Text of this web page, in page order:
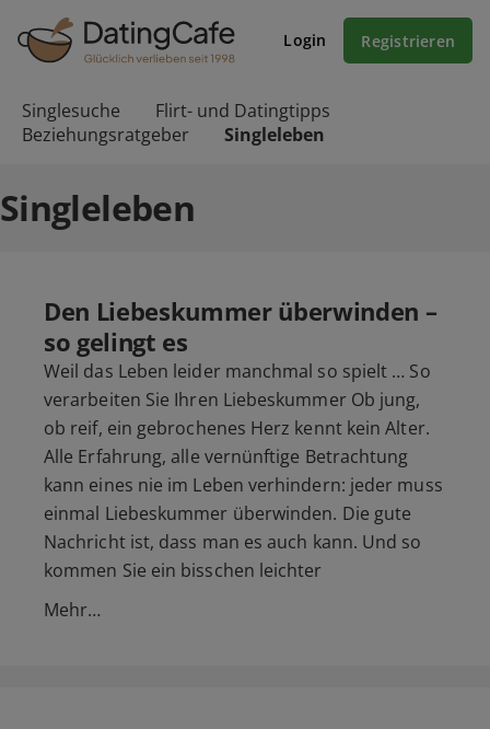
Login Registrieren
Singlesuche
Flirt- und Datingtipps
Beziehungsratgeber
Singleleben
Singleleben
Den Liebeskummer überwinden –
so gelingt es
Weil das Leben leider manchmal so spielt … So
verarbeiten Sie Ihren Liebeskummer Ob jung,
ob reif, ein gebrochenes Herz kennt kein Alter.
Alle Erfahrung, alle vernünftige Betrachtung
kann eines nie im Leben verhindern: jeder muss
einmal Liebeskummer überwinden. Die gute
Nachricht ist, dass man es auch kann. Und so
kommen Sie ein bisschen leichter
Mehr…